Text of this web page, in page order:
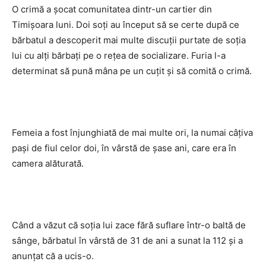
O crimă a șocat comunitatea dintr-un cartier din
Timișoara luni. Doi soți au început să se certe după ce
bărbatul a descoperit mai multe discuții purtate de soția
lui cu alți bărbați pe o rețea de socializare. Furia l-a
determinat să pună mâna pe un cuțit și să comită o crimă.
Femeia a fost înjunghiată de mai multe ori, la numai câțiva
pași de fiul celor doi, în vârstă de șase ani, care era în
camera alăturată.
Când a văzut că soția lui zace fără suflare într-o baltă de
sânge, bărbatul în vârstă de 31 de ani a sunat la 112 și a
anunțat că a ucis-o.